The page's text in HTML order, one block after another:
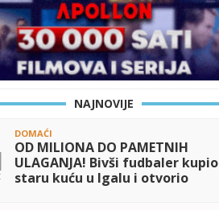
NAJNOVIJE
DOMAĆI
OD MILIONA DO PAMETNIH
ULAGANJA! Bivši fudbaler kupio
staru kuću u Igalu i otvorio